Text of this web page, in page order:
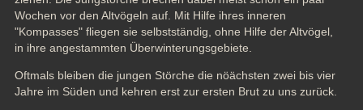
Wochen vor den Altvögeln auf. Mit Hilfe ihres inneren
"Kompasses" fliegen sie selbstständig, ohne Hilfe der Altvögel,
in ihre angestammten Überwinterungsgebiete.
Oftmals bleiben die jungen Störche die nöächsten zwei bis vier
Jahre im Süden und kehren erst zur ersten Brut zu uns zurück.